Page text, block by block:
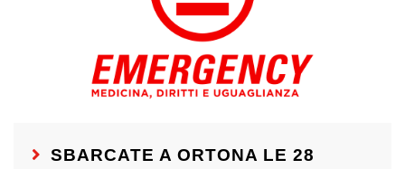
SBARCATE A ORTONA LE 28